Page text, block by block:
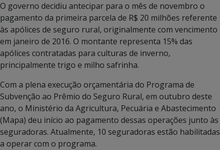
O governo decidiu antecipar para o mês de novembro o
pagamento da primeira parcela de R$ 20 milhões referente
às apólices de seguro rural, originalmente com vencimento
em janeiro de 2016. O montante representa 15% das
apólices contratadas para culturas de inverno,
principalmente trigo e milho safrinha.
Com a plena execução orçamentária do Programa de
Subvenção ao Prêmio do Seguro Rural, em outubro deste
ano, o Ministério da Agricultura, Pecuária e Abastecimento
(Mapa) deu início ao pagamento dessas operações junto às
seguradoras. Atualmente, 10 seguradoras estão habilitadas
a operar com o programa.